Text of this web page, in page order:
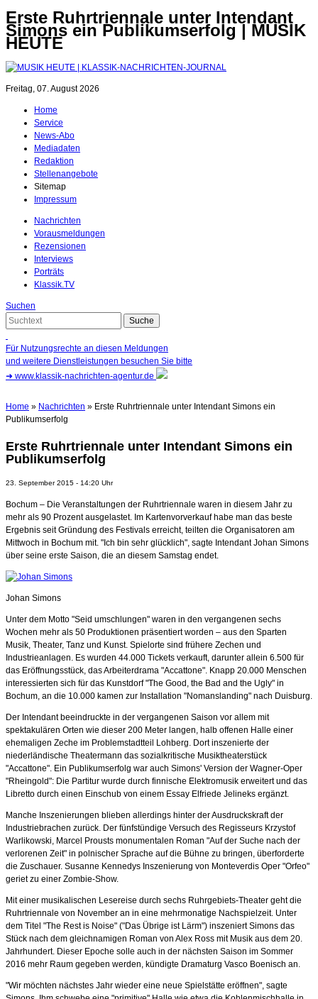
Erste Ruhrtriennale unter Intendant
Simons ein Publikumserfolg | MUSIK
HEUTE
Freitag, 07. August 2026
Home
Service
News-Abo
Mediadaten
Redaktion
Stellenangebote
Sitemap
Impressum
Nachrichten
Vorausmeldungen
Rezensionen
Interviews
Porträts
Klassik.TV
Suchen
Für Nutzungsrechte an diesen Meldungen
und weitere Dienstleistungen besuchen Sie bitte
➜ www.klassik-nachrichten-agentur.de
Home » Nachrichten » Erste Ruhrtriennale unter Intendant Simons ein
Publikumserfolg
Erste Ruhrtriennale unter Intendant Simons ein
Publikumserfolg
23. September 2015 - 14:20 Uhr
Bochum – Die Veranstaltungen der Ruhrtriennale waren in diesem Jahr zu
mehr als 90 Prozent ausgelastet. Im Kartenvorverkauf habe man das beste
Ergebnis seit Gründung des Festivals erreicht, teilten die Organisatoren am
Mittwoch in Bochum mit. "Ich bin sehr glücklich", sagte Intendant Johan Simons
über seine erste Saison, die an diesem Samstag endet.
Johan Simons
Unter dem Motto "Seid umschlungen" waren in den vergangenen sechs
Wochen mehr als 50 Produktionen präsentiert worden – aus den Sparten
Musik, Theater, Tanz und Kunst. Spielorte sind frühere Zechen und
Industrieanlagen. Es wurden 44.000 Tickets verkauft, darunter allein 6.500 für
das Eröffnungsstück, das Arbeiterdrama "Accattone". Knapp 20.000 Menschen
interessierten sich für das Kunstdorf "The Good, the Bad and the Ugly" in
Bochum, an die 10.000 kamen zur Installation "Nomanslanding" nach Duisburg.
Der Intendant beeindruckte in der vergangenen Saison vor allem mit
spektakulären Orten wie dieser 200 Meter langen, halb offenen Halle einer
ehemaligen Zeche im Problemstadtteil Lohberg. Dort inszenierte der
niederländische Theatermann das sozialkritische Musiktheaterstück
"Accattone". Ein Publikumserfolg war auch Simons' Version der Wagner-Oper
"Rheingold": Die Partitur wurde durch finnische Elektromusik erweitert und das
Libretto durch einen Einschub von einem Essay Elfriede Jelineks ergänzt.
Manche Inszenierungen blieben allerdings hinter der Ausdruckskraft der
Industriebrachen zurück. Der fünfstündige Versuch des Regisseurs Krzystof
Warlikowski, Marcel Prousts monumentalen Roman "Auf der Suche nach der
verlorenen Zeit" in polnischer Sprache auf die Bühne zu bringen, überforderte
die Zuschauer. Susanne Kennedys Inszenierung von Monteverdis Oper "Orfeo"
geriet zu einer Zombie-Show.
Mit einer musikalischen Lesereise durch sechs Ruhrgebiets-Theater geht die
Ruhrtriennale von November an in eine mehrmonatige Nachspielzeit. Unter
dem Titel "The Rest is Noise" ("Das Übrige ist Lärm") inszeniert Simons das
Stück nach dem gleichnamigen Roman von Alex Ross mit Musik aus dem 20.
Jahrhundert. Dieser Epoche solle auch in der nächsten Saison im Sommer
2016 mehr Raum gegeben werden, kündigte Dramaturg Vasco Boenisch an.
"Wir möchten nächstes Jahr wieder eine neue Spielstätte eröffnen", sagte